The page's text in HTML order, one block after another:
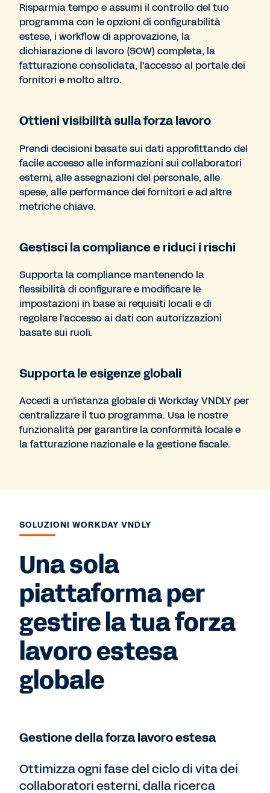
Risparmia tempo e assumi il controllo del tuo
programma con le opzioni di configurabilità
estese, i workflow di approvazione, la
dichiarazione di lavoro (SOW) completa, la
fatturazione consolidata, l'accesso al portale dei
fornitori e molto altro.
Ottieni visibilità sulla forza lavoro
Prendi decisioni basate sui dati approfittando del
facile accesso alle informazioni sui collaboratori
esterni, alle assegnazioni del personale, alle
spese, alle performance dei fornitori e ad altre
metriche chiave.
Gestisci la compliance e riduci i rischi
Supporta la compliance mantenendo la
flessibilità di configurare e modificare le
impostazioni in base ai requisiti locali e di
regolare l'accesso ai dati con autorizzazioni
basate sui ruoli.
Supporta le esigenze globali
Accedi a un'istanza globale di Workday VNDLY per
centralizzare il tuo programma. Usa le nostre
funzionalità per garantire la conformità locale e
la fatturazione nazionale e la gestione fiscale.
SOLUZIONI WORKDAY VNDLY
Una sola
piattaforma per
gestire la tua forza
lavoro estesa
globale
Gestione della forza lavoro estesa
Ottimizza ogni fase del ciclo di vita dei
collaboratori esterni, dalla ricerca